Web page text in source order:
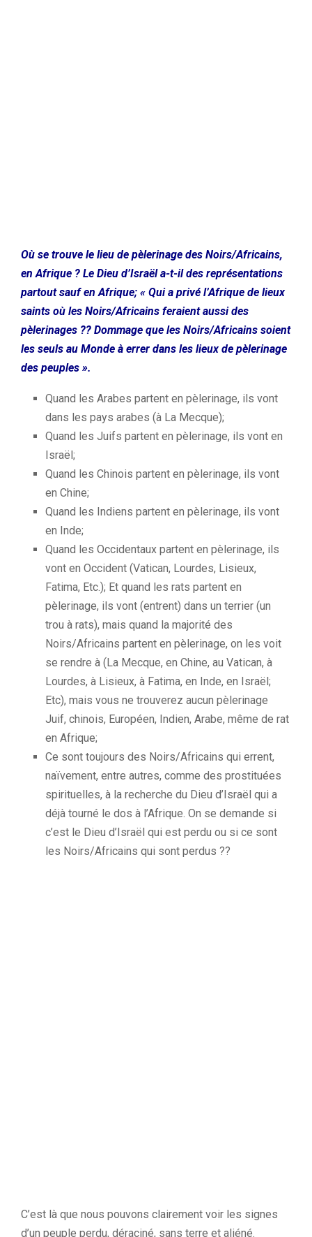
Où se trouve le lieu de pèlerinage des Noirs/Africains,
en Afrique ? Le Dieu d’Israël a-t-il des représentations
partout sauf en Afrique; « Qui a privé l’Afrique de lieux
saints où les Noirs/Africains feraient aussi des
pèlerinages ?? Dommage que les Noirs/Africains soient
les seuls au Monde à errer dans les lieux de pèlerinage
des peuples ».
Quand les Arabes partent en pèlerinage, ils vont
dans les pays arabes (à La Mecque);
Quand les Juifs partent en pèlerinage, ils vont en
Israël;
Quand les Chinois partent en pèlerinage, ils vont
en Chine;
Quand les Indiens partent en pèlerinage, ils vont
en Inde;
Quand les Occidentaux partent en pèlerinage, ils
vont en Occident (Vatican, Lourdes, Lisieux,
Fatima, Etc.); Et quand les rats partent en
pèlerinage, ils vont (entrent) dans un terrier (un
trou à rats), mais quand la majorité des
Noirs/Africains partent en pèlerinage, on les voit
se rendre à (La Mecque, en Chine, au Vatican, à
Lourdes, à Lisieux, à Fatima, en Inde, en Israël;
Etc), mais vous ne trouverez aucun pèlerinage
Juif, chinois, Européen, Indien, Arabe, même de rat
en Afrique;
Ce sont toujours des Noirs/Africains qui errent,
naïvement, entre autres, comme des prostituées
spirituelles, à la recherche du Dieu d’Israël qui a
déjà tourné le dos à l’Afrique. On se demande si
c’est le Dieu d’Israël qui est perdu ou si ce sont
les Noirs/Africains qui sont perdus ??
C’est là que nous pouvons clairement voir les signes
d’un peuple perdu, déraciné, sans terre et aliéné.